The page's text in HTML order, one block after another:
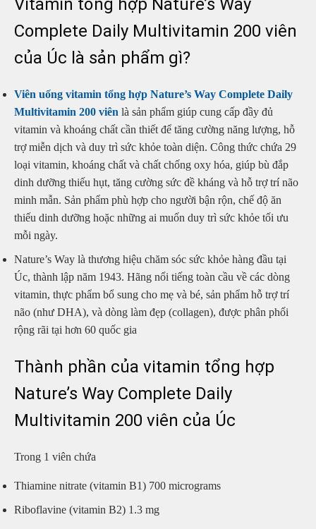
Vitamin tổng hợp Nature’s Way
Complete Daily Multivitamin 200 viên
của Úc là sản phẩm gì?
Viên uống vitamin tổng hợp Nature’s Way Complete Daily
Multivitamin 200 viên là sản phẩm giúp cung cấp đầy đủ
vitamin và khoáng chất cần thiết để tăng cường năng lượng, hỗ
trợ miễn dịch và duy trì sức khỏe toàn diện. Công thức chứa 29
loại vitamin, khoáng chất và chất chống oxy hóa, giúp bù đắp
dinh dưỡng thiếu hụt, tăng cường sức đề kháng và hỗ trợ trí não
minh mẫn. Sản phẩm phù hợp cho người bận rộn, chế độ ăn
thiếu dinh dưỡng hoặc những ai muốn duy trì sức khỏe tối ưu
mỗi ngày.
Nature’s Way là thương hiệu chăm sóc sức khỏe hàng đầu tại
Úc, thành lập năm 1943. Hãng nổi tiếng toàn cầu về các dòng
vitamin, thực phẩm bổ sung cho mẹ và bé, sản phẩm hỗ trợ trí
não (như DHA), và dòng làm đẹp (collagen), được phân phối
rộng rãi tại hơn 60 quốc gia
Thành phần của vitamin tổng hợp
Nature’s Way Complete Daily
Multivitamin 200 viên của Úc
Trong 1 viên chứa
Thiamine nitrate (vitamin B1) 700 micrograms
Riboflavine (vitamin B2) 1.3 mg